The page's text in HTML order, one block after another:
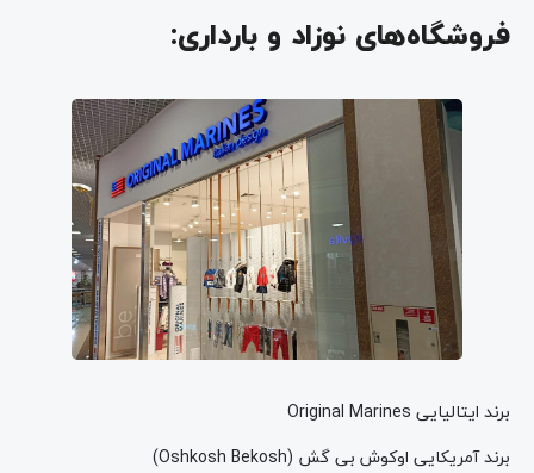
فروشگاه‌های نوزاد و بارداری:
برند ایتالیایی Original Marines
برند آمریکایی اوکوش بی گش (Oshkosh Bekosh)